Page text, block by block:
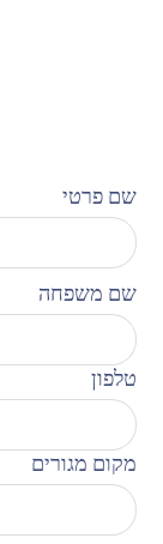
שם פרטי
שם משפחה
טלפון
מקום מגורים